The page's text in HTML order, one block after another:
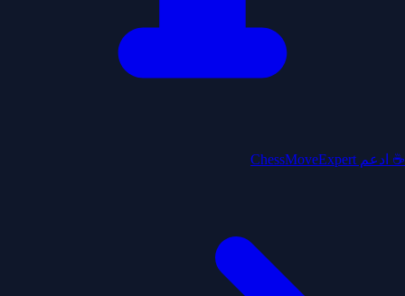
☕ ادعم ChessMoveExpert